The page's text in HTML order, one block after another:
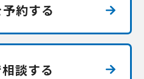
約する
談する